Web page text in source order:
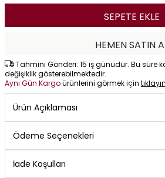
SEPETE EKLE
HEMEN SATIN
Tahmini Gönderi: 15 iş günüdür. Bu süre
değişiklik gösterebilmektedir.
Aynı Gün Kargoürünlerini görmek için
Ürün Açıklaması
Ödeme Seçenekleri
İade Koşulları